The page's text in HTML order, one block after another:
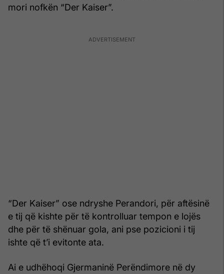
mori nofkën “Der Kaiser”.
“Der Kaiser” ose ndryshe Perandori, për aftësinë
e tij që kishte për të kontrolluar tempon e lojës
dhe për të shënuar gola, ani pse pozicioni i tij
ishte që t’i evitonte ata.
Ai e udhëhoqi Gjermaninë Perëndimore në dy